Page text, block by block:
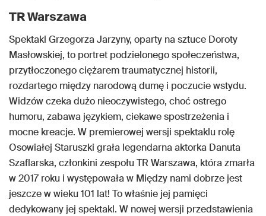
TR Warszawa
Spektakl Grzegorza Jarzyny, oparty na sztuce Doroty
Masłowskiej, to portret podzielonego społeczeństwa,
przytłoczonego ciężarem traumatycznej historii,
rozdartego między narodową dumę i poczucie wstydu.
Widzów czeka dużo nieoczywistego, choć ostrego
humoru, zabawa językiem, ciekawe spostrzeżenia i
mocne kreacje. W premierowej wersji spektaklu rolę
Osowiałej Staruszki grała legendarna aktorka Danuta
Szaflarska, członkini zespołu TR Warszawa, która zmarła
w 2017 roku i występowała w Między nami dobrze jest
jeszcze w wieku 101 lat! To właśnie jej pamięci
dedykowany jej spektakl. W nowej wersji przedstawienia